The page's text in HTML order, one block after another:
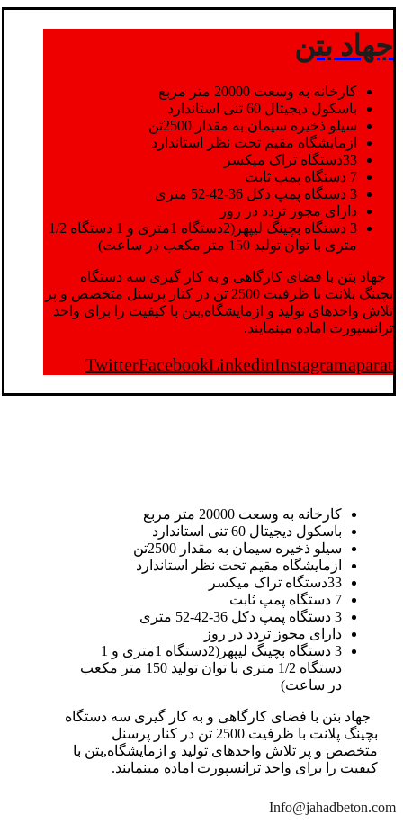
جهاد بتن
کارخانه به وسعت 20000 متر مربع
باسکول دیجیتال 60 تنی استاندارد
سیلو ذخیره سیمان به مقدار 2500تن
ازمایشگاه مقیم تحت نظر استاندارد
33دستگاه تراک میکسر
7 دستگاه پمپ ثابت
3 دستگاه پمپ دکل 36-42-52 متری
دارای مجوز تردد در روز
3 دستگاه بچینگ لیپهر(2دستگاه 1متری و 1 دستگاه 1/2
متری با توان تولید 150 متر مکعب در ساعت)
جهاد بتن با فضای کارگاهی و به کار گیری سه دستگاه
بچینگ پلانت با ظرفیت 2500 تن در کنار پرسنل متخصص و پر
تلاش واحدهای تولید و ازمایشگاه,بتن با کیفیت را برای واحد
ترانسپورت اماده مینمایند.
TwitterFacebookLinkedinInstagramaparat
کارخانه به وسعت 20000 متر مربع
باسکول دیجیتال 60 تنی استاندارد
سیلو ذخیره سیمان به مقدار 2500تن
ازمایشگاه مقیم تحت نظر استاندارد
33دستگاه تراک میکسر
7 دستگاه پمپ ثابت
3 دستگاه پمپ دکل 36-42-52 متری
دارای مجوز تردد در روز
3 دستگاه بچینگ لیپهر(2دستگاه 1متری و 1
دستگاه 1/2 متری با توان تولید 150 متر مکعب
در ساعت)
جهاد بتن با فضای کارگاهی و به کار گیری سه دستگاه
بچینگ پلانت با ظرفیت 2500 تن در کنار پرسنل
متخصص و پر تلاش واحدهای تولید و ازمایشگاه,بتن با
کیفیت را برای واحد ترانسپورت اماده مینمایند.
Info@jahadbeton.com